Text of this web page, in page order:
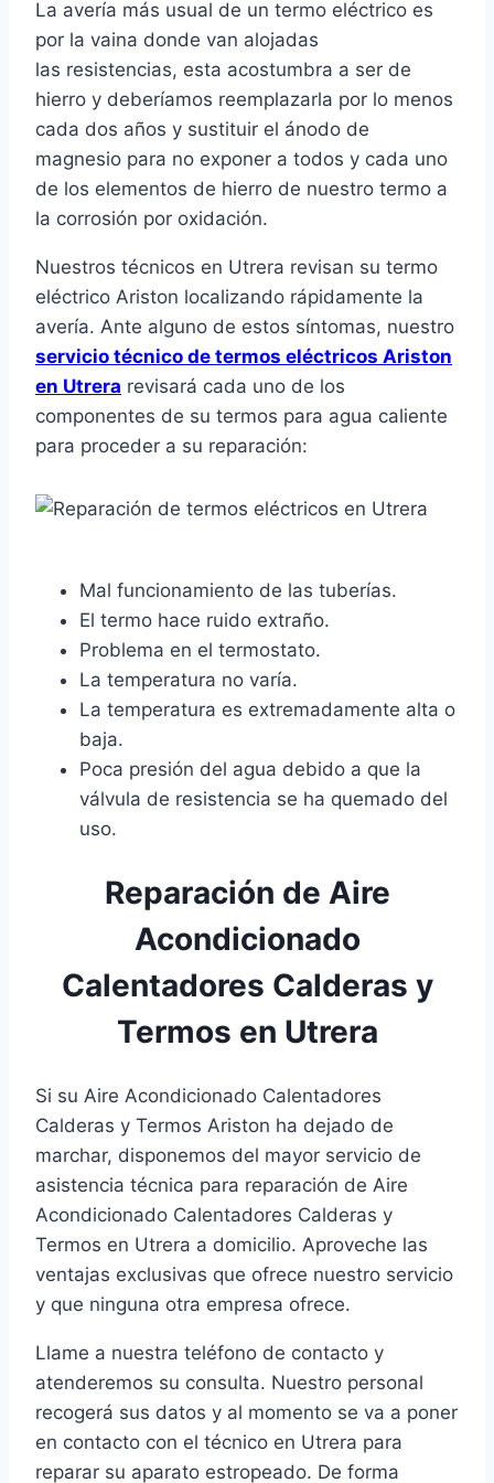
La avería más usual de un termo eléctrico es
por la vaina donde van alojadas
las resistencias, esta acostumbra a ser de
hierro y deberíamos reemplazarla por lo menos
cada dos años y sustituir el ánodo de
magnesio para no exponer a todos y cada uno
de los elementos de hierro de nuestro termo a
la corrosión por oxidación.
Nuestros técnicos en Utrera revisan su termo
eléctrico Ariston localizando rápidamente la
avería. Ante alguno de estos síntomas, nuestro
servicio técnico de termos eléctricos Ariston
en Utrera revisará cada uno de los
componentes de su termos para agua caliente
para proceder a su reparación:
Mal funcionamiento de las tuberías.
El termo hace ruido extraño.
Problema en el termostato.
La temperatura no varía.
La temperatura es extremadamente alta o
baja.
Poca presión del agua debido a que la
válvula de resistencia se ha quemado del
uso.
Reparación de Aire
Acondicionado
Calentadores Calderas y
Termos en Utrera
Si su Aire Acondicionado Calentadores
Calderas y Termos Ariston ha dejado de
marchar, disponemos del mayor servicio de
asistencia técnica para reparación de Aire
Acondicionado Calentadores Calderas y
Termos en Utrera a domicilio. Aproveche las
ventajas exclusivas que ofrece nuestro servicio
y que ninguna otra empresa ofrece.
Llame a nuestra teléfono de contacto y
atenderemos su consulta. Nuestro personal
recogerá sus datos y al momento se va a poner
en contacto con el técnico en Utrera para
reparar su aparato estropeado. De forma